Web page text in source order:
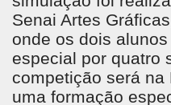
Senai Artes
onde os dois
especial por quatro
competição será na
uma formação